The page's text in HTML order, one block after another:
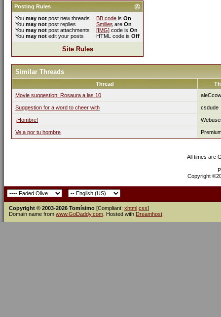
Posting Rules
You may not post new threads
You may not post replies
You may not post attachments
You may not edit your posts
BB code is On
Smilies are On
[IMG] code is On
HTML code is Off
Site Rules
Similar Threads
Thread
Movie suggestion: Rosaura a las 10
Suggestion for a word to cheer with csdude
¡Hombre!
Ve a por tu hombre
All times are
Copyright
Copyright © 2003-2026 Tomísimo [Compliant: xhtml css]
Domain name from www.GoDaddy.com . Hosted with Dreamhost